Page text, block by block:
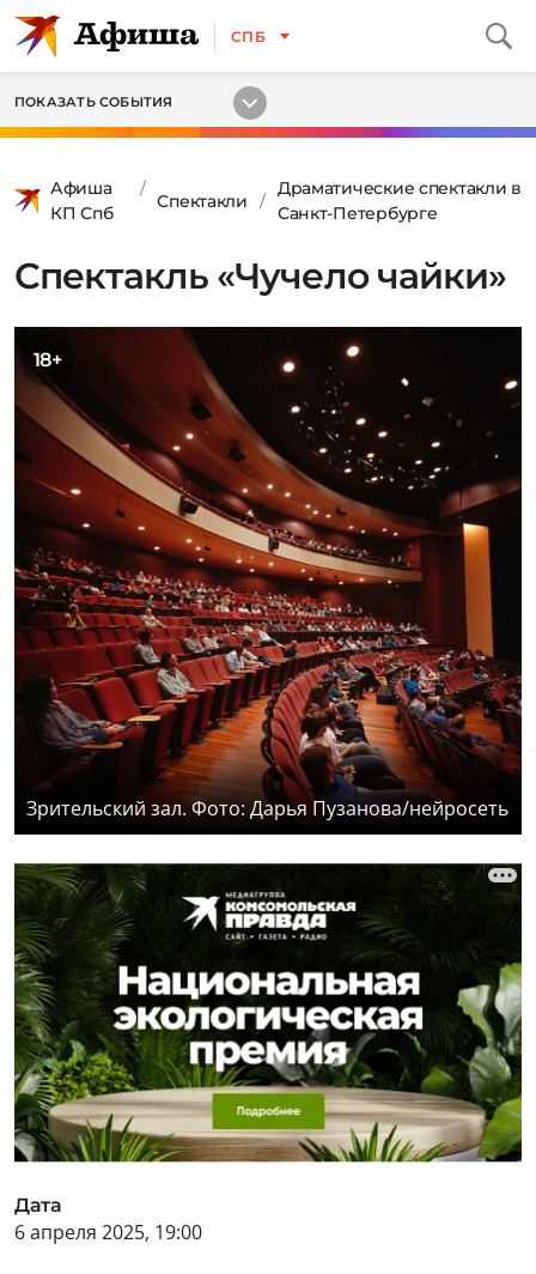
СПБ
ПОКАЗАТЬ СОБЫТИЯ
Афиша
КП Спб
Спектакли
Драматические спектакли в
Санкт-Петербурге
Спектакль «Чучело чайки»
18+
Зрительский зал. Фото: Дарья Пузанова/нейросеть
Дата
6 апреля 2025, 19:00